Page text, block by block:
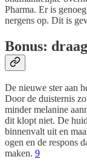
Pharma. Er is
nergens op. Dit is
Bonus:
De nieuwe ster aan
Door de duisternis
minder melanine
dit klopt niet. De
binnenvalt uit en
ogen en de respons
maken. 9